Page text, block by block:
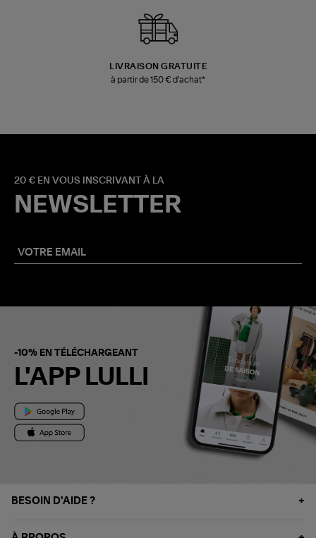
LIVRAISON GRATUITE
à partir de 150 € d'achat*
20 € EN VOUS INSCRIVANT À LA
NEWSLETTER
-10% EN TÉLÉCHARGEANT
L'APP LULLI
BESOIN D'AIDE ?